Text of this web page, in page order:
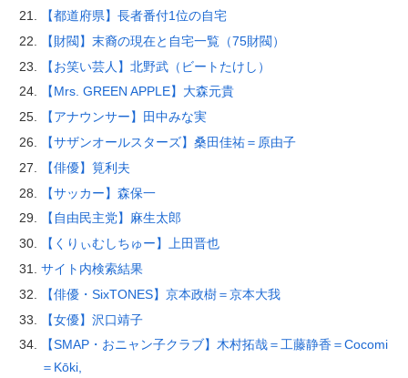
【都道府県】長者番付1位の自宅
【財閥】末裔の現在と自宅一覧（75財閥）
【お笑い芸人】北野武（ビートたけし）
【Mrs. GREEN APPLE】大森元貴
【アナウンサー】田中みな実
【サザンオールスターズ】桑田佳祐＝原由子
【俳優】筧利夫
【サッカー】森保一
【自由民主党】麻生太郎
【くりぃむしちゅー】上田晋也
サイト内検索結果
【俳優・SixTONES】京本政樹＝京本大我
【女優】沢口靖子
【SMAP・おニャン子クラブ】木村拓哉＝工藤静香＝Cocomi
＝Kōki,